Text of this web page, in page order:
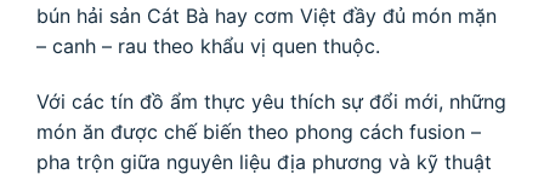
bún hải sản Cát Bà hay cơm Việt đầy đủ món mặn
– canh – rau theo khẩu vị quen thuộc.
Với các tín đồ ẩm thực yêu thích sự đổi mới, những
món ăn được chế biến theo phong cách fusion –
pha trộn giữa nguyên liệu địa phương và kỹ thuật